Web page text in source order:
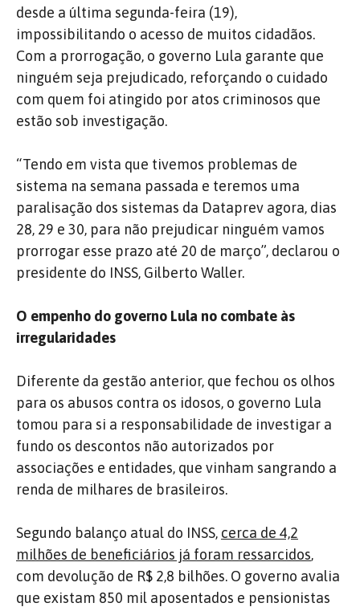
desde a última segunda-feira (19),
impossibilitando o acesso de muitos cidadãos.
Com a prorrogação, o governo Lula garante que
ninguém seja prejudicado, reforçando o cuidado
com quem foi atingido por atos criminosos que
estão sob investigação.
“Tendo em vista que tivemos problemas de
sistema na semana passada e teremos uma
paralisação dos sistemas da Dataprev agora, dias
28, 29 e 30, para não prejudicar ninguém vamos
prorrogar esse prazo até 20 de março”, declarou o
presidente do INSS, Gilberto Waller.
O empenho do governo Lula no combate às
irregularidades
Diferente da gestão anterior, que fechou os olhos
para os abusos contra os idosos, o governo Lula
tomou para si a responsabilidade de investigar a
fundo os descontos não autorizados por
associações e entidades, que vinham sangrando a
renda de milhares de brasileiros.
Segundo balanço atual do INSS, cerca de 4,2
milhões de beneficiários já foram ressarcidos,
com devolução de R$ 2,8 bilhões. O governo avalia
que existam 850 mil aposentados e pensionistas